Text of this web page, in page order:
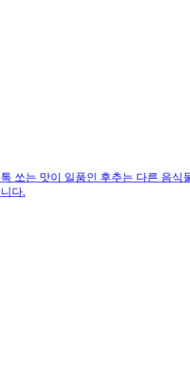
쏘는 맛이 일품인 후추는 다른 음
다.